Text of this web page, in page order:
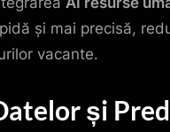
și mai precisă,
vacante.
și